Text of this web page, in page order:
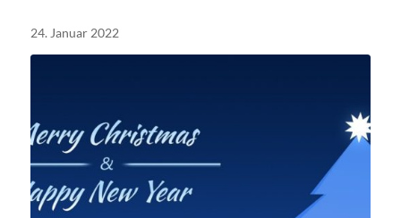
24. Januar 2022